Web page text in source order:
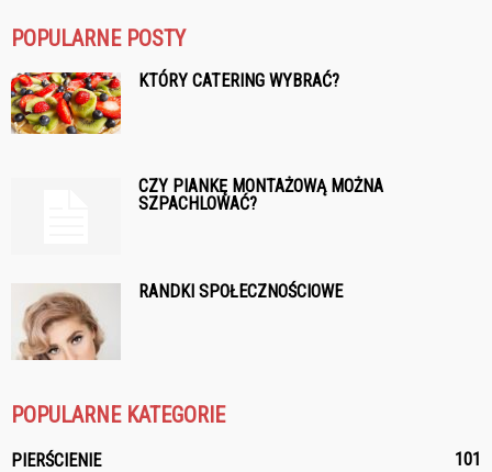
POPULARNE POSTY
KTÓRY CATERING WYBRAĆ?
CZY PIANKĘ MONTAŻOWĄ MOŻNA
SZPACHLOWAĆ?
RANDKI SPOŁECZNOŚCIOWE
POPULARNE KATEGORIE
PIERŚCIENIE
101